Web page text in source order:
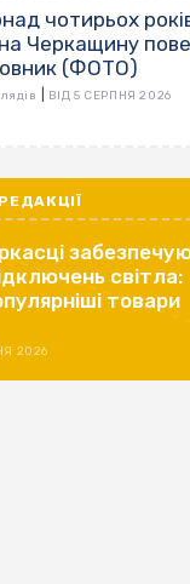
чотирьох
Черкащину
(ФОТО)
ВІД 5 СЕРПНЯ 2026
світла:
товари
2026